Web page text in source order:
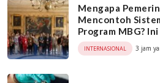
Mengapa
Mencontoh
Program MBG?
INTERNASIONAL 3 jam